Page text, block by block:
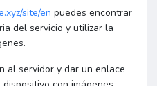
site/en puedes encontrar
del servicio y utilizar la
al servidor y dar un enlace